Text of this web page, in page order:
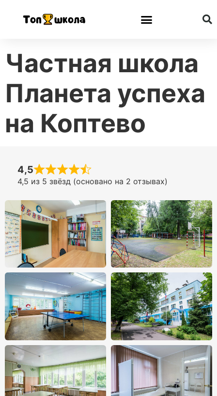
Частная школа
Планета успеха
на Коптево
4,5
4,5 из 5 звёзд (основано на 2 отзывах)